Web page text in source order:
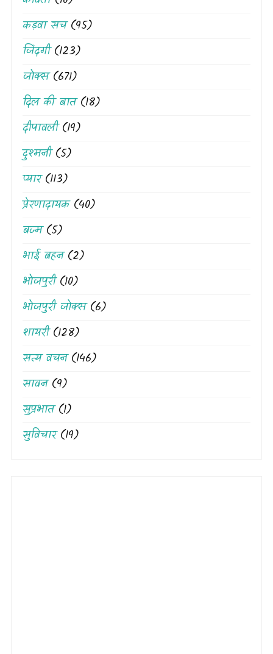
कड़वा सच(95)
जिंदगी(123)
जोक्स(671)
दिल की बात(18)
दीपावली(19)
दुश्मनी(5)
प्यार(113)
प्रेरणादायक(40)
बज्म(5)
भाई बहन(2)
भोजपुरी(10)
भोजपुरी जोक्स(6)
शायरी(128)
सत्य वचन(146)
सावन(9)
सुप्रभात(1)
सुविचार(19)